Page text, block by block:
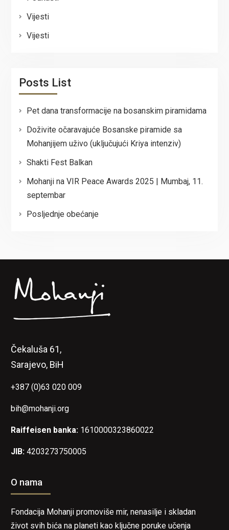
Vijesti
Vijesti
Posts List
Pet dana transformacije na bosanskim piramidama
Doživite očaravajuće Bosanske piramide sa
Mohanjijem uživo (uključujući Kriya intenziv)
Shakti Fest Balkan
Mohanji na VIR Peace Awards 2025 | Mumbaj, 11.
septembar
Posljednje obećanje
Čekaluša 61,
Sarajevo, BiH
+387 (0)63 020 009
bih@mohanji.org
Raiffeisen banka: 1610000323860022
JIB: 4203273750005
O nama
Fondacija Mohanji promoviše mir, nenasilje i skladan
život svih bića na planeti kao ključne poruke učenja